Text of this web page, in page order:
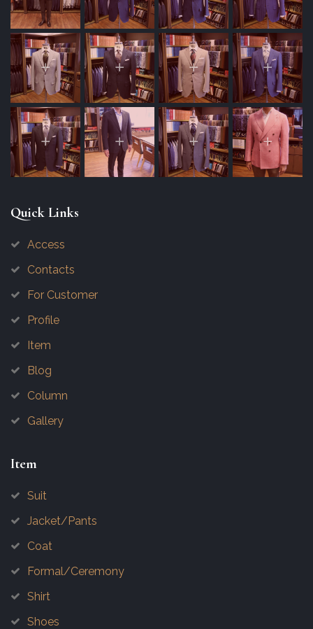
Quick Links
Access
Contacts
For Customer
Profile
Item
Blog
Column
Gallery
Item
Suit
Jacket/Pants
Coat
Formal/Ceremony
Shirt
Shoes